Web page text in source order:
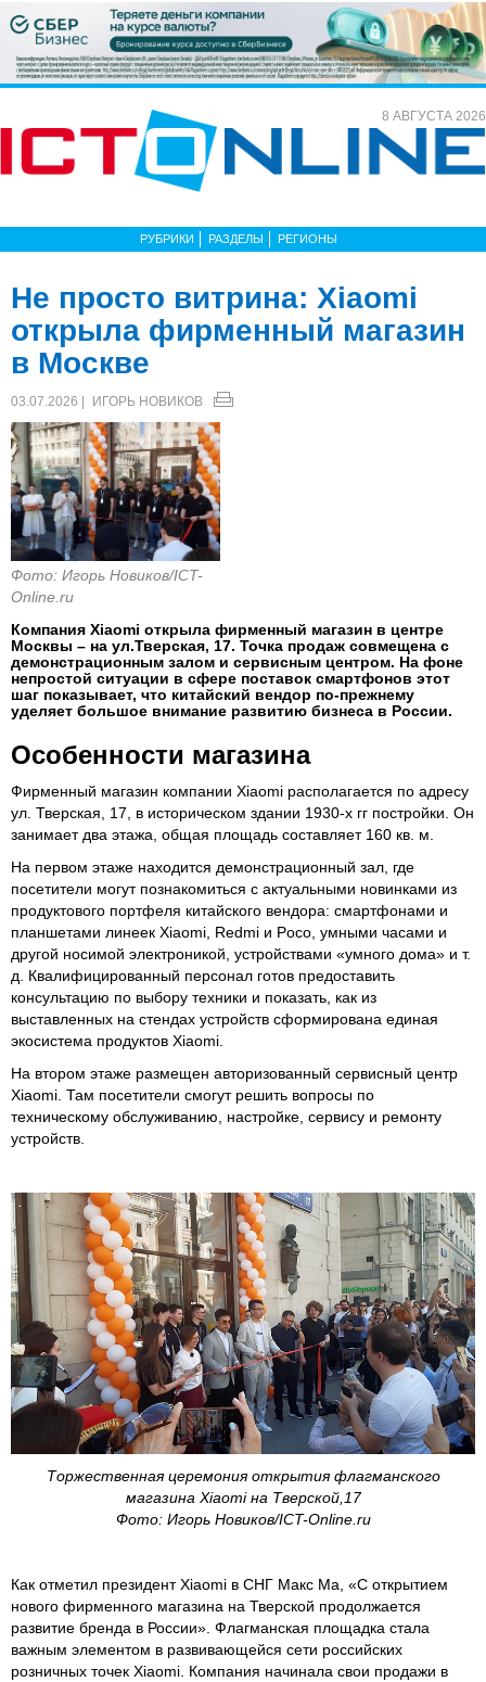
8 АВГУСТА 2026
РУБРИКИ РАЗДЕЛЫ РЕГИОНЫ
Не просто витрина: Xiaomi
открыла фирменный магазин
в Москве
03.07.2026 | ИГОРЬ НОВИКОВ
Фото: Игорь Новиков/ICT-
Online.ru
Компания Xiaomi открыла фирменный магазин в центре
Москвы – на ул.Тверская, 17. Точка продаж совмещена с
демонстрационным залом и сервисным центром. На фоне
непростой ситуации в сфере поставок смартфонов этот
шаг показывает, что китайский вендор по-прежнему
уделяет большое внимание развитию бизнеса в России.
Особенности магазина
Фирменный магазин компании Xiaomi располагается по адресу
ул. Тверская, 17, в историческом здании 1930-х гг постройки. Он
занимает два этажа, общая площадь составляет 160 кв. м.
На первом этаже находится демонстрационный зал, где
посетители могут познакомиться с актуальными новинками из
продуктового портфеля китайского вендора: смартфонами и
планшетами линеек Xiaomi, Redmi и Poco, умными часами и
другой носимой электроникой, устройствами «умного дома» и т.
д. Квалифицированный персонал готов предоставить
консультацию по выбору техники и показать, как из
выставленных на стендах устройств сформирована единая
экосистема продуктов Xiaomi.
На втором этаже размещен авторизованный сервисный центр
Xiaomi. Там посетители смогут решить вопросы по
техническому обслуживанию, настройке, сервису и ремонту
устройств.
Торжественная церемония открытия флагманского
магазина Xiaomi на Тверской,17
Фото: Игорь Новиков/ICT-Online.ru
Как отметил президент Xiaomi в СНГ Макс Ма, «С открытием
нового фирменного магазина на Тверской продолжается
развитие бренда в России». Флагманская площадка стала
важным элементом в развивающейся сети российских
розничных точек Xiaomi. Компания начинала свои продажи в